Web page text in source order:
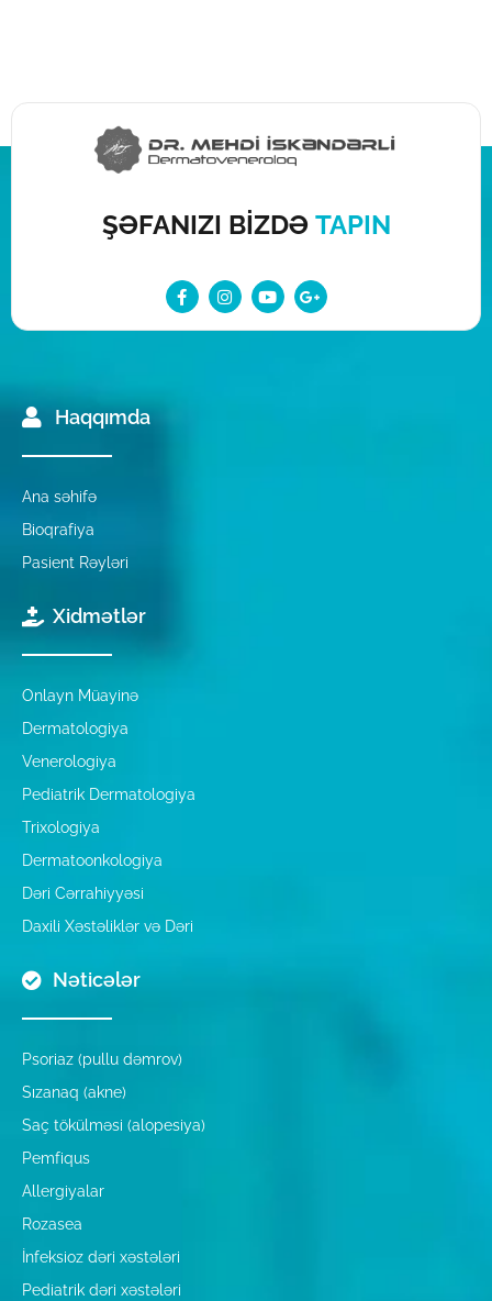
ŞƏFANIZI BİZDƏ TAPIN
Haqqımda
Ana səhifə
Bioqrafiya
Pasient Rəyləri
Xidmətlər
Onlayn Müayinə
Dermatologiya
Venerologiya
Pediatrik Dermatologiya
Trixologiya
Dermatoonkologiya
Dəri Cərrahiyyəsi
Daxili Xəstəliklər və Dəri
Nəticələr
Psoriaz (pullu dəmrov)
Sızanaq (akne)
Saç tökülməsi (alopesiya)
Pemfiqus
Allergiyalar
Rozasea
İnfeksioz dəri xəstələri
Pediatrik dəri xəstələri